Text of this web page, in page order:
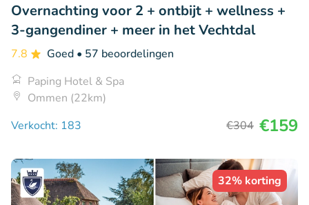
Overnachting voor 2 + ontbijt + wellness +
3-gangendiner + meer in het Vechtdal
7.8 Goed • 57 beoordelingen
Paping Hotel & Spa
Ommen (22km)
Verkocht: 183
€304 €159
32% korting